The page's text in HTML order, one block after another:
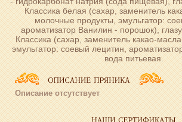
Классика белая (сахар, заменитель
молочные продукты, эмульгатор:
ароматизатор Ванилин - порошок),
Классика (сахар, заменитель какао-
эмульгатор: соевый лецитин,
вода питьевая.
Описание отсутствует